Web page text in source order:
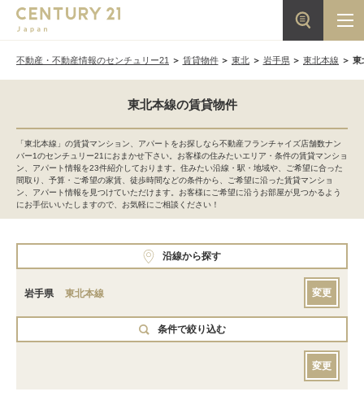
不動産・不動産情報のセンチュリー21 賃貸物件 東北 岩手県 東北本線 東
東北本線の賃貸物件
「東北本線」の賃貸マンション、アパートをお探しなら不動産フランチャイズ店舗数ナン
バー1のセンチュリー21におまかせ下さい。お客様の住みたいエリア・条件の賃貸マンショ
ン、アパート情報を23件紹介しております。住みたい沿線・駅・地域や、ご希望に合った
間取り、予算・ご希望の家賃、徒歩時間などの条件から、ご希望に沿った賃貸マンショ
ン、アパート情報を見つけていただけます。お客様にご希望に沿うお部屋が見つかるよう
にお手伝いいたしますので、お気軽にご相談ください！
沿線から探す
岩手県 東北本線 変更
条件で絞り込む
変更